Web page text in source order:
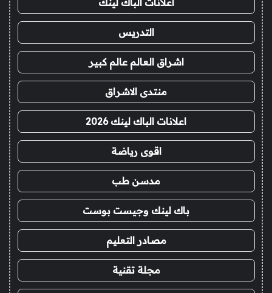
اعلانات الباك لينك
التدريس
اشراق العالم عالم كبير
منتدى الاشراق
اعلانات الباك لينك 2026
اقوى رياضة
مدسن طب
باك لينك وجيست بوست
مصادر التعليم
مجلة تقنية